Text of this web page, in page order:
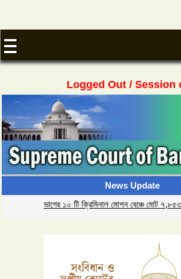
Logged Out / Session
News Update
বিভাগের ১০ টি ক্রিমিনাল মোশন বেঞ্চে মোট ৭,৮৫৩